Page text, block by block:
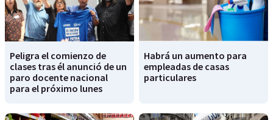
Peligra el comienzo de
clases tras él anunció de un
paro docente nacional
para el próximo lunes
Habrá un aumento para
empleadas de casas
particulares